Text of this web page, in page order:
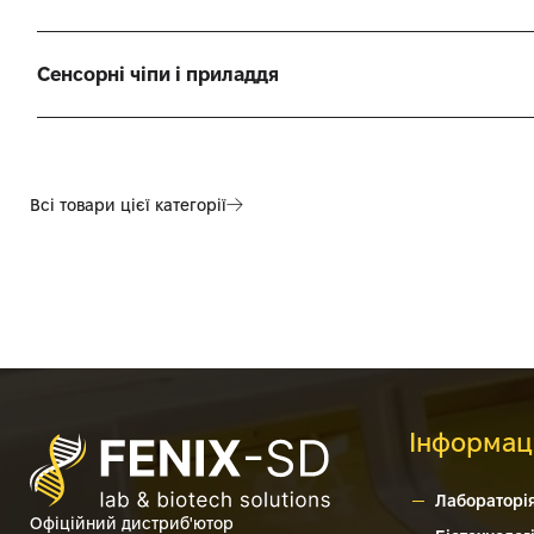
Сенсорні чіпи і приладдя
Всі товари цієї категорії
Офіційний дистриб'ютор